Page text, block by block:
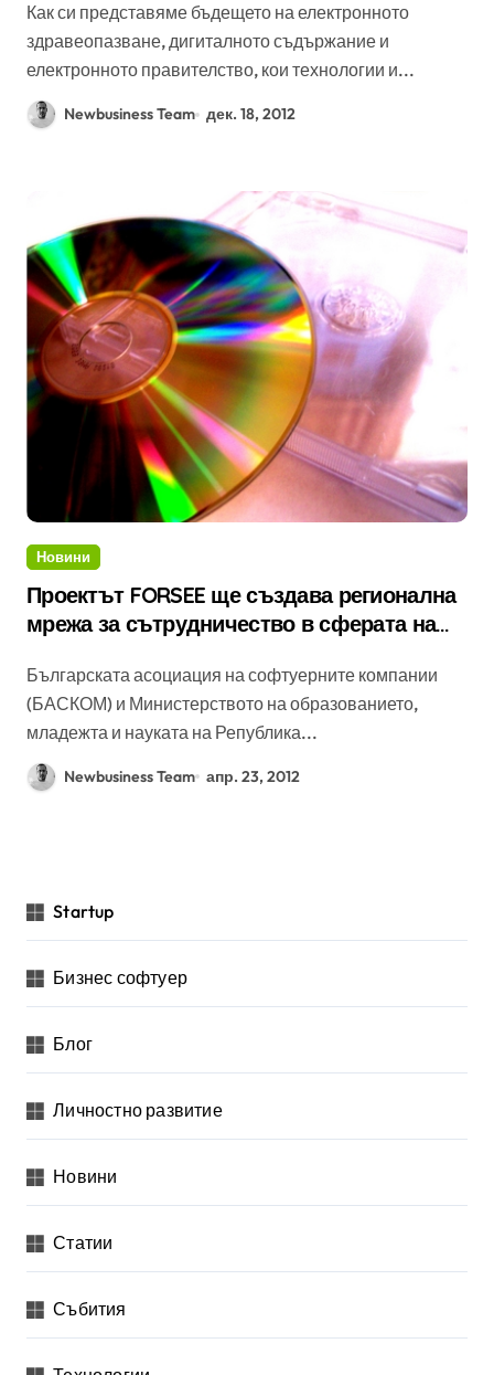
правителство бяха обсъдени на Открита
национална консултация по проекта
FORSEE в София
Как си представяме бъдещето на електронното
здравеопазване, дигиталното съдържание и
електронното правителство, кои технологии и...
Newbusiness Team дек. 18, 2012
Новини
Проектът FORSEE ще създава регионална
мрежа за сътрудничество в сферата на
Българската асоциация на софтуерните компании
(БАСКОМ) и Министерството на образованието,
младежта и науката на Република...
Newbusiness Team апр. 23, 2012
Startup
Бизнес софтуер
Блог
Личностно развитие
Новини
Статии
Събития